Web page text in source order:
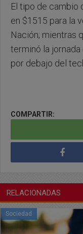
El tipo de cambio
en $1515 para la
Nación; mientras
terminó la
por debajo del
COMPARTIR:
RELACIONADAS
Sociedad